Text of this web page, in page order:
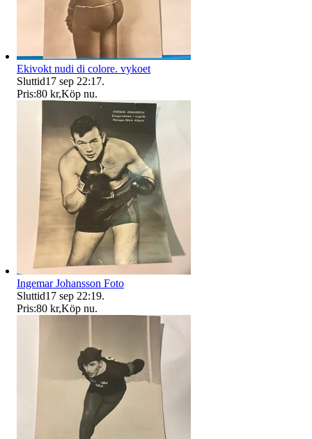
Ekivokt nudi di colore. vykoet
Sluttid17 sep 22:17.
Pris:80 kr,Köp nu.
Ingemar Johansson Foto
Sluttid17 sep 22:19.
Pris:80 kr,Köp nu.